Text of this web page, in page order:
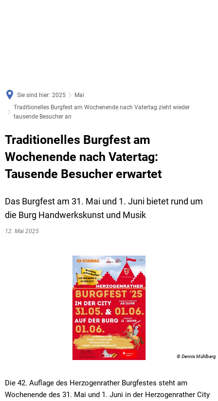
Sie sind hier: 2025
Mai
Traditionelles Burgfest am Wochenende nach Vatertag zieht wieder
tausende Besucher an
Traditionelles Burgfest am
Wochenende nach Vatertag:
Tausende Besucher erwartet
Das Burgfest am 31. Mai und 1. Juni bietet rund um
die Burg Handwerkskunst und Musik
12. Mai 2025
© Dennis Mühlberg
Die 42. Auflage des Herzogenrather Burgfestes steht am
Wochenende des 31. Mai und 1. Juni in der Herzogenrather City